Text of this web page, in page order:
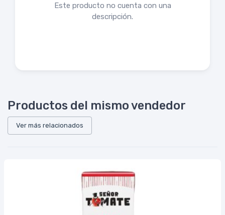
Este producto no cuenta con una
descripción.
Productos del mismo vendedor
Ver más relacionados